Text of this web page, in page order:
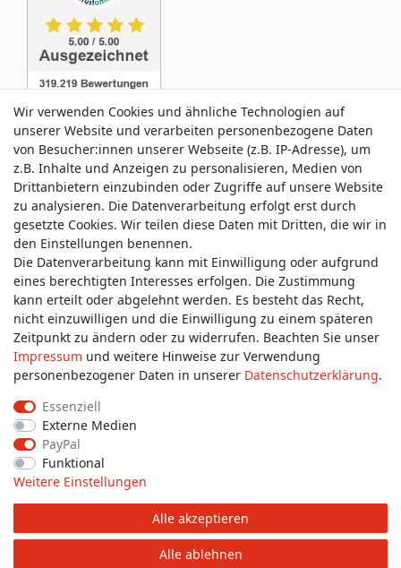
Service & Kontakt
Wünschen Sie einen Rückruf?
service@allmyclothes.de
Schreiben Sie uns:
service@allmyclothes.de
Impressum
Widerrufs­recht
© Copyright 2026 allmyclothes.de | Alle Rechte vorbehalten.
Wir verwenden Cookies und ähnliche Technologien auf
unserer Website und verarbeiten personenbezogene Daten
von Besucher:innen unserer Webseite (z.B. IP-Adresse), um
z.B. Inhalte und Anzeigen zu personalisieren, Medien von
Drittanbietern einzubinden oder Zugriffe auf unsere Website
zu analysieren. Die Datenverarbeitung erfolgt erst durch
gesetzte Cookies. Wir teilen diese Daten mit Dritten, die wir in
den Einstellungen benennen.
Die Datenverarbeitung kann mit Einwilligung oder aufgrund
eines berechtigten Interesses erfolgen. Die Zustimmung
kann erteilt oder abgelehnt werden. Es besteht das Recht,
nicht einzuwilligen und die Einwilligung zu einem späteren
Zeitpunkt zu ändern oder zu widerrufen. Beachten Sie unser
Impressum und weitere Hinweise zur Verwendung
personenbezogener Daten in unserer Daten­schutz­erklärung.
Essenziell
Externe Medien
PayPal
Funktional
Weitere Einstellungen
Alle akzeptieren
Alle ablehnen